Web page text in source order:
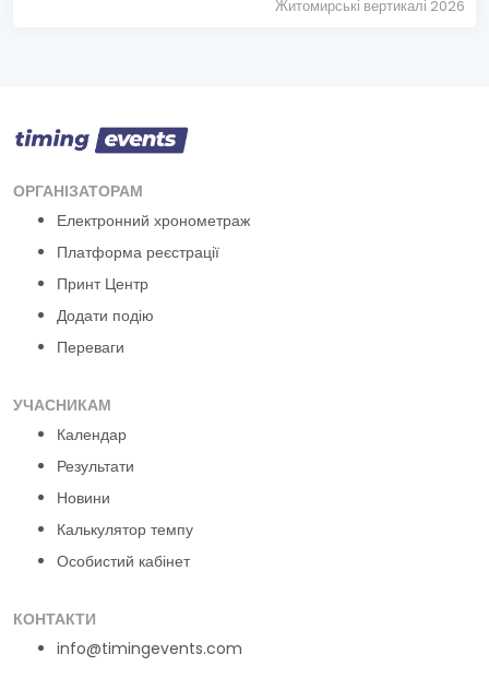
Житомирські вертикалі 2026
ОРГАНІЗАТОРАМ
Електронний хронометраж
Платформа реєстрації
Принт Центр
Додати подію
Переваги
УЧАСНИКАМ
Календар
Результати
Новини
Калькулятор темпу
Особистий кабінет
КОНТАКТИ
info@timingevents.com